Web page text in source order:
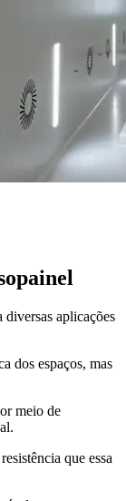
aplicações
dos espaços, mas
meio de
que essa